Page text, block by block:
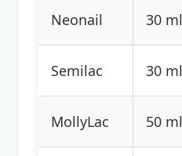
Neonail 30 ml
Semilac 30 ml
MollyLac 50 ml